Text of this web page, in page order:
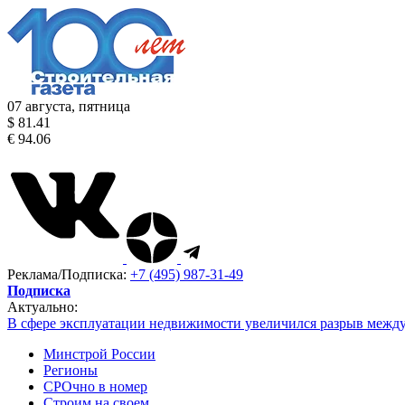
07 августа, пятница
$ 81.41
€ 94.06
Реклама/Подписка: +7 (495) 987-31-49
Подписка
Актуально:
В сфере эксплуатации недвижимости увеличился разрыв
Минстрой России
Регионы
СРОчно в номер